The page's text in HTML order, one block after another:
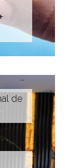
de